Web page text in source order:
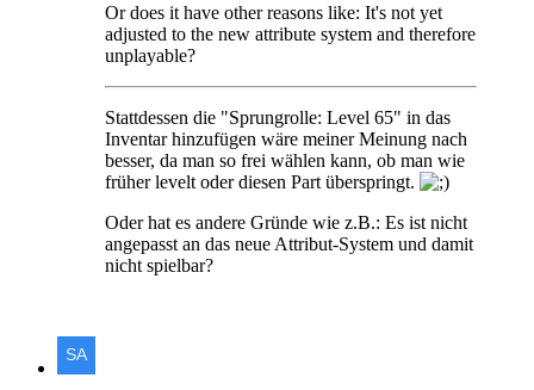
Or does it have other reasons like: It's not yet
adjusted to the new attribute system and therefore
unplayable?
Stattdessen die "Sprungrolle: Level 65" in das
Inventar hinzufügen wäre meiner Meinung nach
besser, da man so frei wählen kann, ob man wie
früher levelt oder diesen Part überspringt.
Oder hat es andere Gründe wie z.B.: Es ist nicht
angepasst an das neue Attribut-System und damit
nicht spielbar?